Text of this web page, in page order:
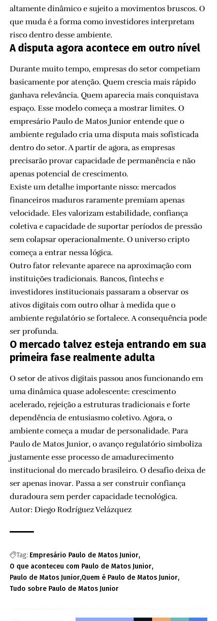
altamente dinâmico e sujeito a movimentos bruscos. O
que muda é a forma como investidores interpretam
risco dentro desse ambiente.
A disputa agora acontece em outro nível
Durante muito tempo, empresas do setor competiam
basicamente por atenção. Quem crescia mais rápido
ganhava relevância. Quem aparecia mais conquistava
espaço. Esse modelo começa a mostrar limites. O
empresário Paulo de Matos Junior entende que o
ambiente regulado cria uma disputa mais sofisticada
dentro do setor. A partir de agora, as empresas
precisarão provar capacidade de permanência e não
apenas potencial de crescimento.
Existe um detalhe importante nisso: mercados
financeiros maduros raramente premiam apenas
velocidade. Eles valorizam estabilidade, confiança
coletiva e capacidade de suportar períodos de pressão
sem colapsar operacionalmente. O universo cripto
começa a entrar nessa lógica.
Outro fator relevante aparece na aproximação com
instituições tradicionais. Bancos, fintechs e
investidores institucionais passaram a observar os
ativos digitais com outro olhar à medida que o
ambiente regulatório se fortalece. A consequência pode
ser profunda.
O mercado talvez esteja entrando em sua
primeira fase realmente adulta
O setor de ativos digitais passou anos funcionando em
uma dinâmica quase adolescente: crescimento
acelerado, rejeição a estruturas tradicionais e forte
dependência de entusiasmo coletivo. Agora, o
ambiente começa a mudar de personalidade. Para
Paulo de Matos Junior, o avanço regulatório simboliza
justamente esse processo de amadurecimento
institucional do mercado brasileiro. O desafio deixa de
ser apenas inovar. Passa a ser construir confiança
duradoura sem perder capacidade tecnológica.
Autor: Diego Rodríguez Velázquez
Tag: Empresário Paulo de Matos Junior
O que aconteceu com Paulo de Matos Junior
Paulo de Matos Junior Quem é Paulo de Matos Junior
Tudo sobre Paulo de Matos Junior